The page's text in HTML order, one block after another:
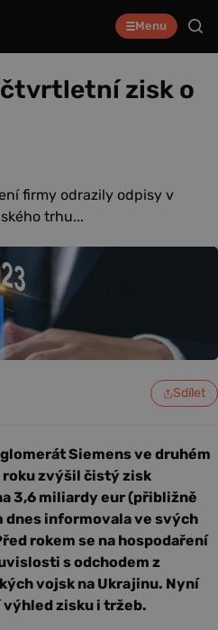
Menu
zisk o
firmy odrazily odpisy v
trhu...
Sdílet
Siemens ve druhém
zvýšil čistý zisk
3,6 miliardy eur (přibližně
dnes informovala ve svých
rokem se na hospodaření
s odchodem z
vojsk na Ukrajinu. Nyní
zisku i tržeb.